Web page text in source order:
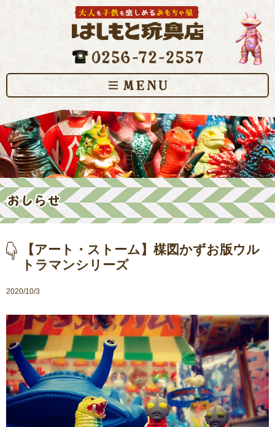
【アート・ストーム】楳図かずお版ウル
トラマンシリーズ
2020/10/3